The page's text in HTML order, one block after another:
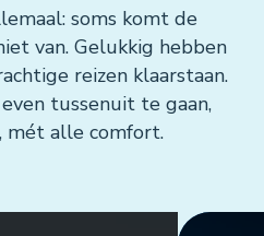
soms komt de
van. Gelukkig hebben
reizen klaarstaan.
tussenuit te gaan,
mét alle comfort.